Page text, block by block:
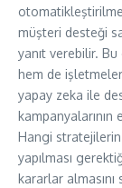
müşteri desteği
yanıt verebilir.
hem de
yapay zeka ile
kampanyalarının
Hangi stratejilerin
yapılması
kararlar almasını